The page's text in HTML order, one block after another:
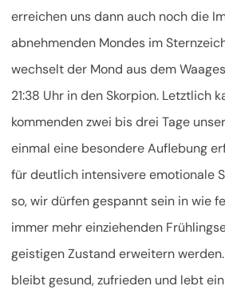
erreichen uns dann auch noch die
abnehmenden Mondes im
wechselt der Mond aus dem
21:38 Uhr in den Skorpion. Letztlich
kommenden zwei bis drei Tage
einmal eine besondere Auflebung
für deutlich intensivere emotionale
so, wir dürfen gespannt sein in wie
immer mehr einziehenden
geistigen Zustand erweitern
bleibt gesund, zufrieden und lebt